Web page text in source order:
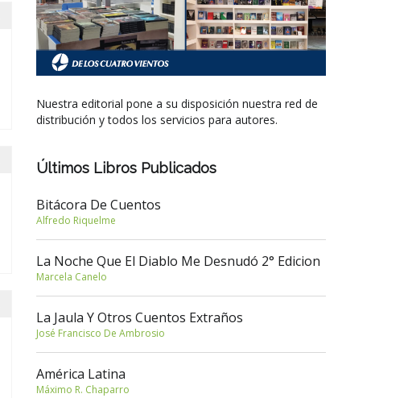
Nuestra editorial pone a su disposición nuestra red de
distribución y todos los servicios para autores.
Últimos Libros Publicados
Bitácora De Cuentos
Alfredo Riquelme
La Noche Que El Diablo Me Desnudó 2° Edicion
Marcela Canelo
La Jaula Y Otros Cuentos Extraños
José Francisco De Ambrosio
América Latina
Máximo R. Chaparro